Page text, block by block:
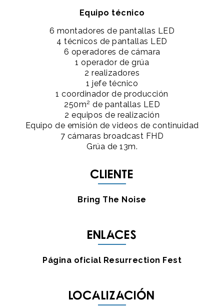
Equipo técnico
6 montadores de pantallas LED
4 técnicos de pantallas LED
6 operadores de cámara
1 operador de grúa
2 realizadores
1 jefe técnico
1 coordinador de producción
250m2 de pantallas LED
2 equipos de realización
Equipo de emisión de videos de continuidad
7 cámaras broadcast FHD
Grúa de 13m.
Cliente
Bring The Noise
Enlaces
Página oficial Resurrection Fest
Localización